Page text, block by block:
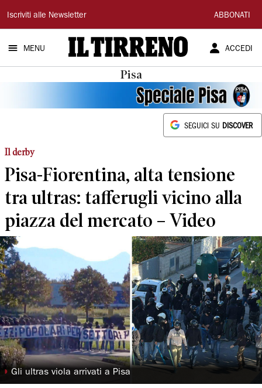
Il
Tirreno
Iscriviti alle Newsletter ABBONATI
MENU ACCEDI
Pisa
SEGUICI SU DISCOVER
Il derby
Pisa-Fiorentina, alta tensione
tra ultras: tafferugli vicino alla
piazza del mercato – Video
◗ Gli ultras viola arrivati a Pisa